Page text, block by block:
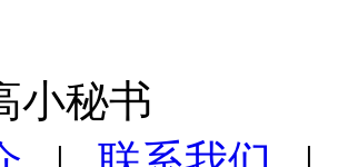
小秘书